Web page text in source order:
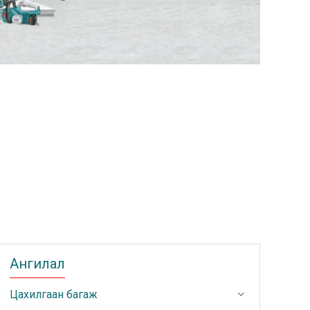
Ангилал
Цахилгаан багаж